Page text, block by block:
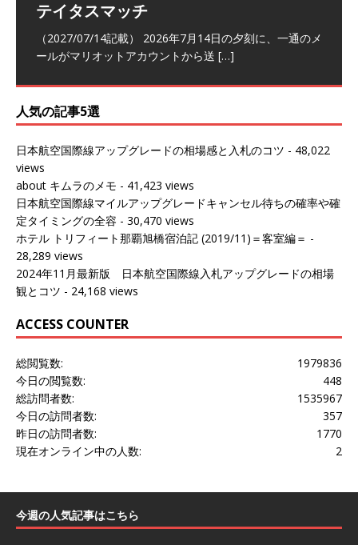
テイタスマッチ
（2027/07/14記載） 2026年7月14日の夕刻に、一通のメ
ールがマリオットアカウントから送 […]
た際に利用した。 こちらのラウンジ
(2026/01)
（2026/03/31記載） 2026年1月上旬にバンコク経由でチ
ェンマイに行く際に利用した。 バン[…]
（2026/03/18記載） 2026年1月、毎年恒例の新年の羽田
～バンコクの移動の際に再びこちらの[…]
（2026/03/13記載） 2026年1月上旬にバンコク経由でチ
ェンマイに向かう際に利用した。 今[…]
人気の記事5選
日本航空国際線アップグレードの相場感と入札のコツ - 48,022
views
about キムラのメモ - 41,423 views
日本航空国際線マイルアップグレードキャンセル待ちの確率や確
定タイミングの全容 - 30,470 views
ホテル トリフィート那覇旭橋宿泊記 (2019/11)＝客室編＝ -
28,289 views
2024年11月最新版 日本航空国際線入札アップグレードの相場
観とコツ - 24,168 views
ACCESS COUNTER
1979836
総閲覧数:
448
今日の閲覧数:
1535967
総訪問者数:
357
今日の訪問者数:
1770
昨日の訪問者数:
2
現在オンライン中の人数:
今週の人気記事はこちら